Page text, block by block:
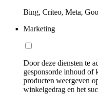
Bing, Criteo, Meta,
Marketing
Door deze diensten te
gesponsorde inhoud of
producten weergeven
winkelgedrag en het